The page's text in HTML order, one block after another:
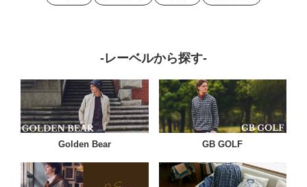
-レーベルから探す-
Golden Bear GB GOLF